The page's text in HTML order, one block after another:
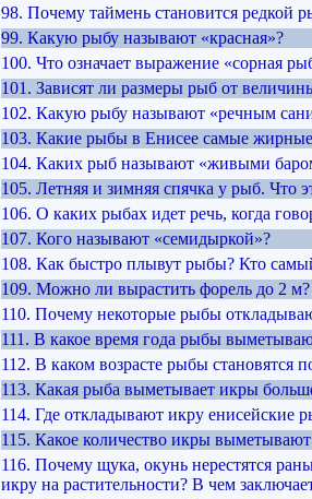
98. Почему таймень становится редкой
99. Какую рыбу называют «красная»?
100. Что означает выражение «сорная
101. Зависят ли размеры рыб от
102. Какую рыбу называют «речным
103. Какие рыбы в Енисее самые
104. Каких рыб называют «живыми
105. Летняя и зимняя спячка у рыб. Что
106. О каких рыбах идет речь, когда
107. Кого называют «семидыркой»?
108. Как быстро плывут рыбы? Кто
109. Можно ли вырастить форель до 2 м?
110. Почему некоторые рыбы
111. В какое время года рыбы
112. В каком возрасте рыбы становятся
113. Какая рыба выметывает икры
114. Где откладывают икру енисейские
115. Какое количество икры
116. Почему щука, окунь нерестятся
икру на растительности? В чем